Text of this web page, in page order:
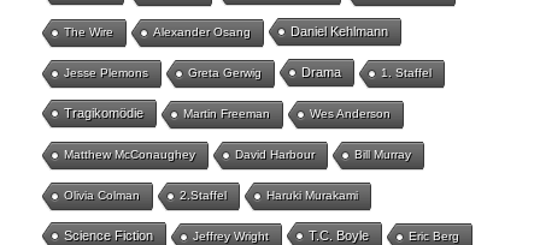
The Wire Alexander Osang Daniel Kehlmann
Jesse Plemons Greta Gerwig Drama 1. Staffel
Tragikomödie Martin Freeman Wes Anderson
Matthew McConaughey David Harbour Bill Murray
Olivia Colman 2.Staffel Haruki Murakami
Science Fiction Jeffrey Wright T.C. Boyle Eric Berg